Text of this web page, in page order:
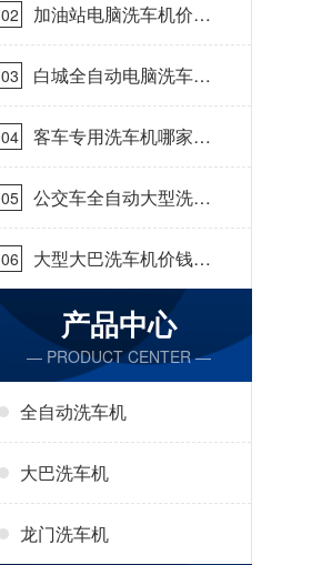
02
加油站电脑洗车机价格
怎么样[隆茂鑫晟]
03
白城全自动电脑洗车
机-ADV防冻冬季正常
使用[隆茂鑫晟]
04
客车专用洗车机哪家的
好[隆茂鑫晟]
05
公交车全自动大型洗车
机什么价钱[隆茂鑫晟]
06
大型大巴洗车机价钱怎
么样[隆茂鑫晟]
产品中心
— PRODUCT CENTER —
全自动洗车机
大巴洗车机
龙门洗车机